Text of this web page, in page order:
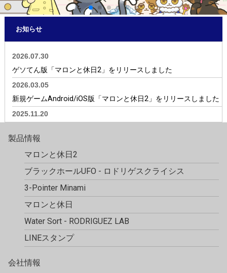
お知らせ
2026.07.30
ゲソてん版「マロンと休日2」をリリースしました
2026.03.05
新規ゲームAndroid/iOS版「マロンと休日2」をリリースしました
2025.11.20
クホールUFO - ロドリゲスクライシス」をリリースしました
2025.6.12
第三弾新規ゲームAndroid/iOS版「3-Pointer Minami（スリーポ
インターミナミ）」をリリースしました
2024.12.27
Android/iOS版「マロンと休日」をアップデート
2024.12.3
Android/iOS版「マロンと休日」をアップデート
2024.11.16
製品情報
マロンと休日2
ブラックホールUFO - ロドリゲスクライシス
3-Pointer Minami
マロンと休日
Water Sort - RODRIGUEZ LAB
LINEスタンプ
会社情報